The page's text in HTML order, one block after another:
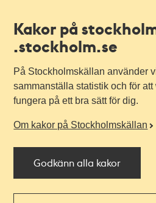
Kakor på
.stockholm.se
På Stockholmskällan använder
sammanställa statistik och för
fungera på ett bra sätt för dig.
Om kakor på Stockholmskällan
Godkänn alla kakor